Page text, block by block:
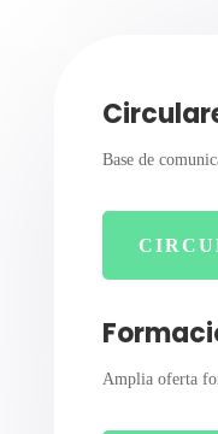
Base de
Amplia oferta